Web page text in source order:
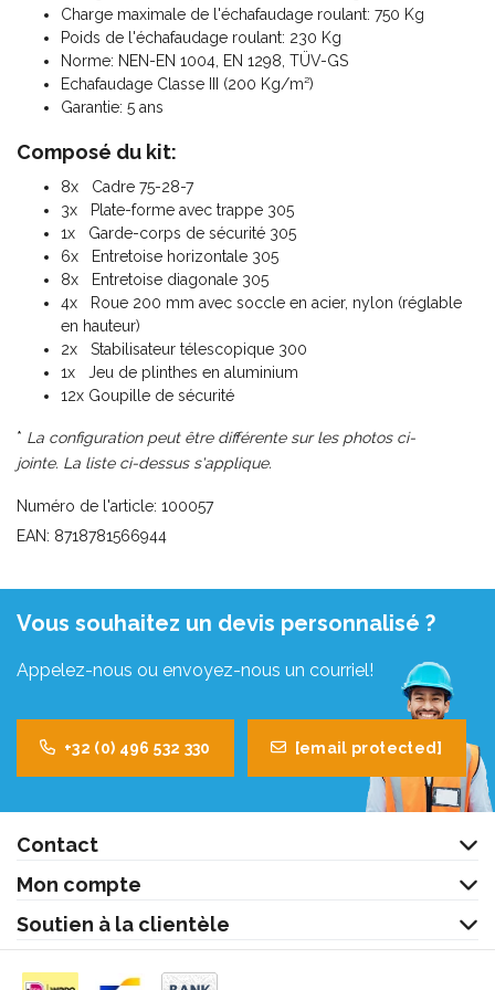
Charge maximale de l'échafaudage roulant: 750 Kg
Poids de l'échafaudage roulant: 230 Kg
Norme: NEN-EN 1004, EN 1298, TÜV-GS
Echafaudage Classe III (200 Kg/m²)
Garantie: 5 ans
Composé du kit:
8x Cadre 75-28-7
3x Plate-forme avec trappe 305
1x Garde-corps de sécurité 305
6x Entretoise horizontale 305
8x Entretoise diagonale 305
4x Roue 200 mm avec soccle en acier, nylon (réglable
en hauteur)
2x Stabilisateur télescopique 300
1x Jeu de plinthes en aluminium
12x Goupille de sécurité
* La configuration peut être différente sur les photos ci-
jointe. La liste ci-dessus s'applique.
Numéro de l'article: 100057
EAN: 8718781566944
Vous souhaitez un devis personnalisé ?
Appelez-nous ou envoyez-nous un courriel!
+32 (0) 496 532 330 [email protected]
Contact
Mon compte
Soutien à la clientèle